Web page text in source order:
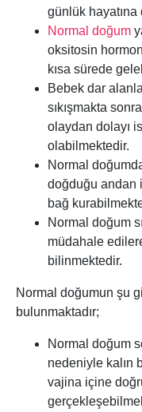
günlük
Normal doğum
oksitosin
kısa sürede
Bebek dar
sıkışmakta
olaydan dolayı
olabilmektedir.
Normal
doğduğu andan
bağ
Normal doğum
müdahale
bilinmektedir.
Normal doğumun şu
bulunmaktadır;
Normal doğum
nedeniyle kalın
vajina içine